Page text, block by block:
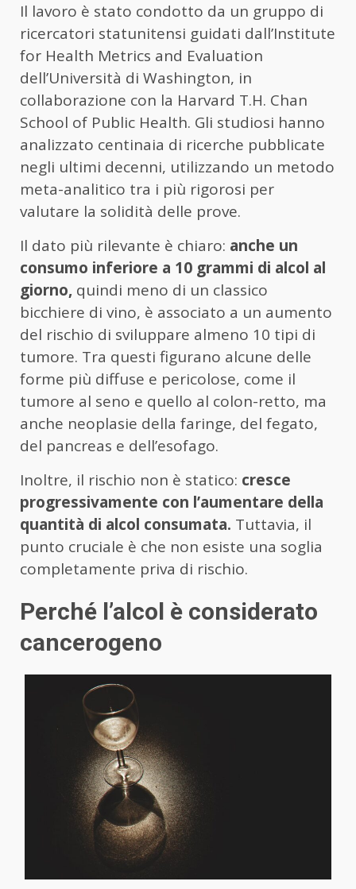
Il lavoro è stato condotto da un gruppo di
ricercatori statunitensi guidati dall’Institute
for Health Metrics and Evaluation
dell’Università di Washington, in
collaborazione con la Harvard T.H. Chan
School of Public Health. Gli studiosi hanno
analizzato centinaia di ricerche pubblicate
negli ultimi decenni, utilizzando un metodo
meta-analitico tra i più rigorosi per
valutare la solidità delle prove.
Il dato più rilevante è chiaro: anche un
consumo inferiore a 10 grammi di alcol al
giorno, quindi meno di un classico
bicchiere di vino, è associato a un aumento
del rischio di sviluppare almeno 10 tipi di
tumore. Tra questi figurano alcune delle
forme più diffuse e pericolose, come il
tumore al seno e quello al colon-retto, ma
anche neoplasie della faringe, del fegato,
del pancreas e dell’esofago.
Inoltre, il rischio non è statico: cresce
progressivamente con l’aumentare della
quantità di alcol consumata. Tuttavia, il
punto cruciale è che non esiste una soglia
completamente priva di rischio.
Perché l’alcol è considerato
cancerogeno